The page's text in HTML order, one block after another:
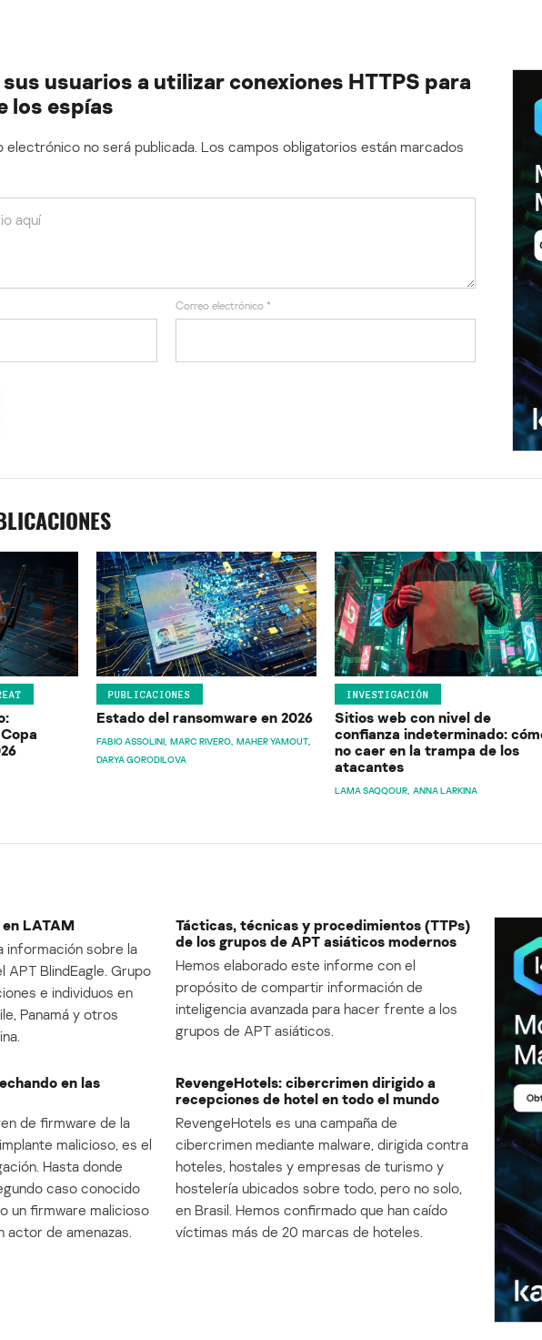
usuarios a utilizar conexiones HTTPS para
los espías
no será publicada. Los campos obligatorios están marcados
Correo electrónico *
PUBLICACIONES
Estado del ransomware en 2026
FABIO ASSOLINI MARC RIVERO MAHER YAMOUT
DARYA GORODILOVA
INVESTIGACIÓN
Sitios web con nivel de
confianza indeterminado:
no caer en la trampa de los
atacantes
LAMA SAQQOUR ANNA LARKINA
LATAM
información sobre la
APT BlindEagle. Grupo
e individuos en
Panamá y otros
Tácticas, técnicas y procedimientos (TTPs)
de los grupos de APT asiáticos modernos
Hemos elaborado este informe con el
propósito de compartir información de
inteligencia avanzada para hacer frente a los
grupos de APT asiáticos.
en las
de firmware de la
malicioso, es el
Hasta donde
caso conocido
un firmware malicioso
actor de amenazas.
RevengeHotels: cibercrimen dirigido a
recepciones de hotel en todo el mundo
RevengeHotels es una campaña de
cibercrimen mediante malware, dirigida contra
hoteles, hostales y empresas de turismo y
hostelería ubicados sobre todo, pero no solo,
en Brasil. Hemos confirmado que han caído
víctimas más de 20 marcas de hoteles.